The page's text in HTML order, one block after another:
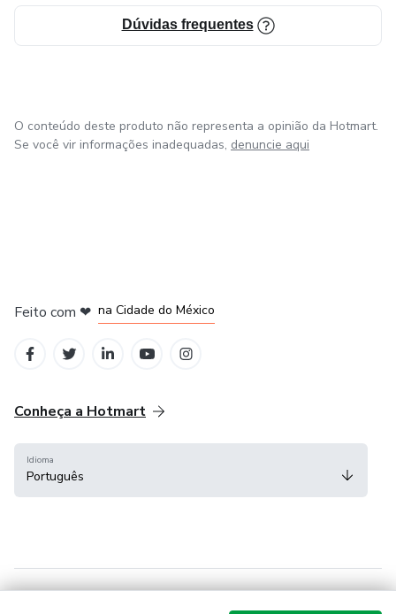
Dúvidas frequentes
O conteúdo deste produto não representa a opinião da Hotmart.
Se você vir informações inadequadas, denuncie aqui
Feito com ❤ na Cidade do México
Conheça a Hotmart
Idioma
Português